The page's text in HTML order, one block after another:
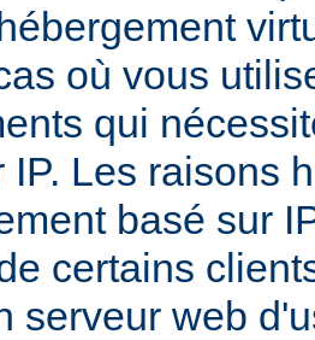
où vous
qui
IP. Les raisons
basé sur
certains
serveur web